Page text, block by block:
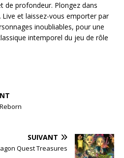
de profondeur. Plongez dans
Live et laissez-vous emporter par
inoubliables, pour une
intemporel du jeu de rôle
SUIVANT
Quest Treasures